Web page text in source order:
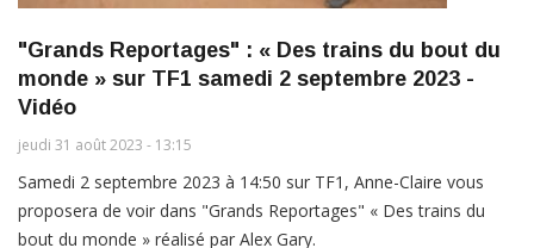
"Grands Reportages" : « Des trains du bout du
monde » sur TF1 samedi 2 septembre 2023 -
Vidéo
jeudi 31 août 2023 - 13:15
Samedi 2 septembre 2023 à 14:50 sur TF1, Anne-Claire vous
proposera de voir dans "Grands Reportages" « Des trains du
bout du monde » réalisé par Alex Gary.